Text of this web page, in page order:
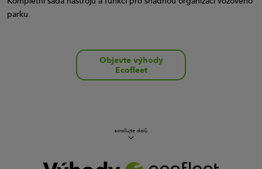
parku.
Objevte výhody
Ecofleet
scrollujte dolů